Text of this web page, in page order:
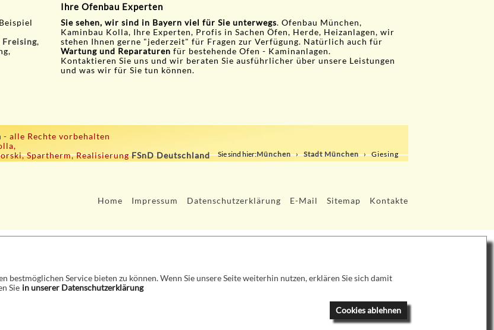
Freising,
Ihre Ofenbau Experten
Sie sehen, wir sind in Bayern viel für Sie unterwegs. Ofenbau München,
Kaminbau Kolla, Ihre Experten, Profis in Sachen Öfen, Herde, Heizanlagen, wir
stehen Ihnen gerne "jederzeit" für Fragen zur Verfügung. Natürlich auch für
Wartung und Reparaturen für bestehende Ofen - Kaminanlagen.
Kontaktieren Sie uns und wir beraten Sie ausführlicher über unsere Leistungen
und was wir für Sie tun können.
- alle Rechte vorbehalten
Spartherm, RealisierungFSnD Deutschland Sie sind hier:München Stadt München Giesing
Home Impressum Datenschutzerklärung E-Mail Sitemap Kontakte
bestmöglichen Service bieten zu können. Wenn Sie unsere Seite weiterhin nutzen, erklären Sie sich damit
Sie in unserer Datenschutzerklärung
Cookies ablehnen